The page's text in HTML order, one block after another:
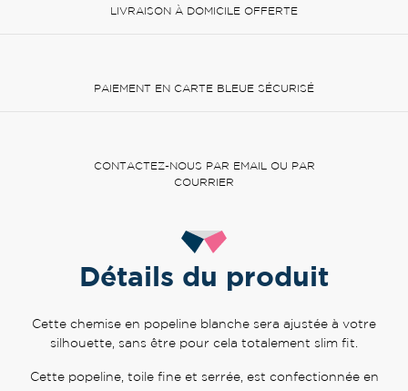
LIVRAISON À DOMICILE OFFERTE
PAIEMENT EN CARTE BLEUE SÉCURISÉ
CONTACTEZ-NOUS PAR EMAIL OU PAR
COURRIER
Détails du produit
Cette chemise en popeline blanche sera ajustée à votre
silhouette, sans être pour cela totalement slim fit.
Cette popeline, toile fine et serrée, est confectionnée en